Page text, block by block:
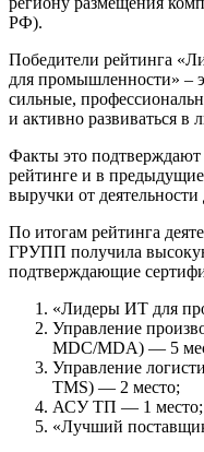
РФ).
Победители рейтинга
для промышленности» –
сильные,
и активно развиваться в
Факты это
рейтинге и в
выручки от
По итогам рейтинга
ГРУПП получила
подтверждающие
«Лидеры ИТ для
Управление
MDC/MDA) — 5
Управление
TMS) — 2 место;
АСУ ТП — 1 место;
«Лучший